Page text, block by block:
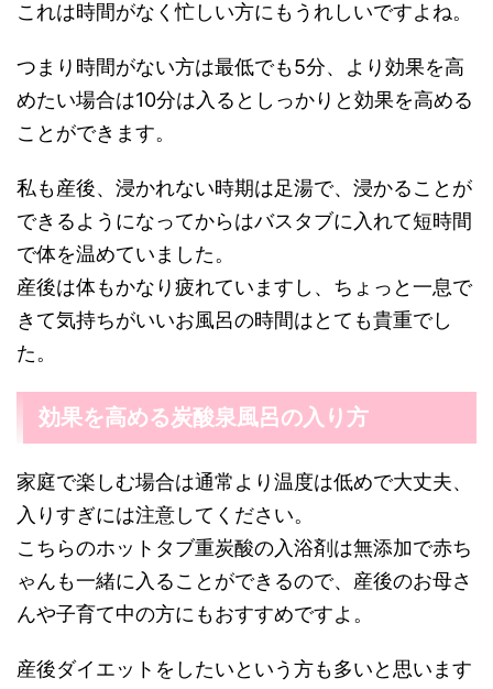
これは時間がなく忙しい方にもうれしいですよね。
つまり時間がない方は最低でも5分、より効果を高
めたい場合は10分は入るとしっかりと効果を高める
ことができます。
私も産後、浸かれない時期は足湯で、浸かることが
できるようになってからはバスタブに入れて短時間
で体を温めていました。
産後は体もかなり疲れていますし、ちょっと一息で
きて気持ちがいいお風呂の時間はとても貴重でし
た。
効果を高める炭酸泉風呂の入り方
家庭で楽しむ場合は通常より温度は低めで大丈夫、
入りすぎには注意してください。
こちらのホットタブ重炭酸の入浴剤は無添加で赤ち
ゃんも一緒に入ることができるので、産後のお母さ
んや子育て中の方にもおすすめですよ。
産後ダイエットをしたいという方も多いと思います